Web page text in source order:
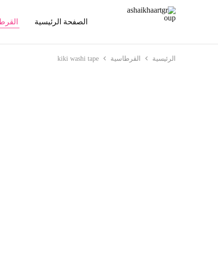
الصفحة الرئيسية
الرئيسية القرطاسية kiki washi tape